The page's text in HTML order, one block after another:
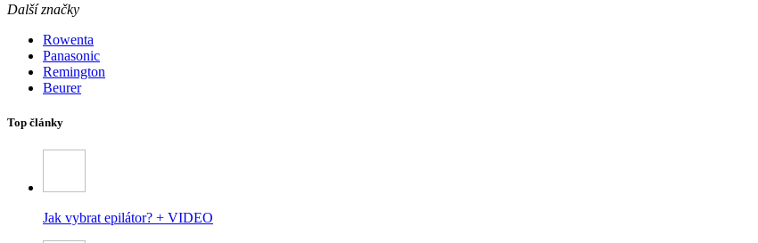
Další značky
Rowenta
Panasonic
Remington
Beurer
Top články
Jak vybrat epilátor? + VIDEO